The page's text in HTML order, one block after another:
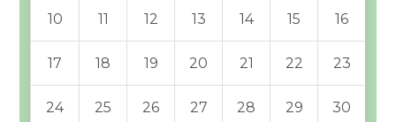
10 11 12 13 14 15 16
17 18 19 20 21 22 23
24 25 26 27 28 29 30